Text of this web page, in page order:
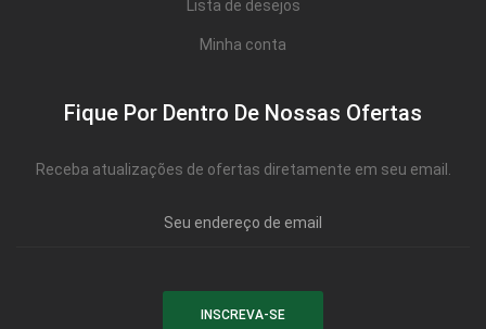
Lista de desejos
Minha conta
Fique Por Dentro De Nossas Ofertas
Receba atualizações de ofertas diretamente em seu email.